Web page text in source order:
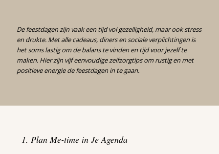
De feestdagen zijn vaak een tijd vol gezelligheid, maar ook stress
en drukte. Met alle cadeaus, diners en sociale verplichtingen is
het soms lastig om de balans te vinden en tijd voor jezelf te
maken. Hier zijn vijf eenvoudige zelfzorgtips om rustig en met
positieve energie de feestdagen in te gaan.
1. Plan Me-time in Je Agenda